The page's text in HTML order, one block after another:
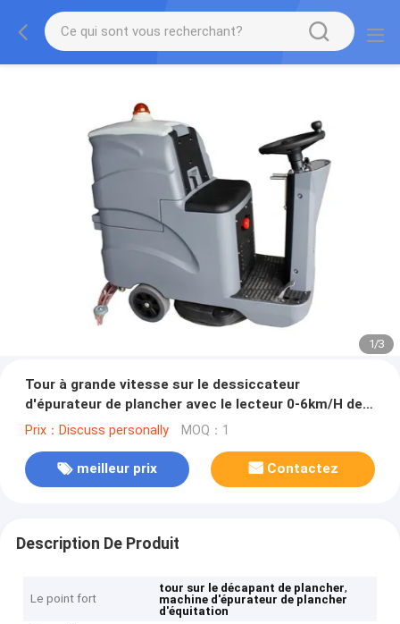
1/3
Tour à grande vitesse sur le dessiccateur
d'épurateur de plancher avec le lecteur 0-6km/H de
roue arrière
Prix：Discuss personally MOQ：1
meilleur prix Contactez
Description De Produit
Le point fort
tour sur le décapant de plancher,
machine d'épurateur de plancher
d'équitation